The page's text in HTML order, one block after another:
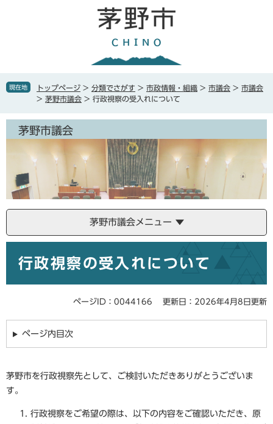
で
ば
本
現在地 トップページ > 分類でさがす > 市政情報・組織 > 市議会 > 市議会
> 茅野市議会 > 行政視察の受入れについて
茅野市議会
茅野市議会メニュー
行政視察の受入れについて
ページID：0044166 更新日：2026年4月8日更新
ページ内目次
茅野市を行政視察先として、ご検討いただきありがとうございま
す。
行政視察をご希望の際は、以下の内容をご確認いただき、原